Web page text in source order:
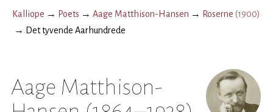
Kalliope → Poets → Aage Matthison-Hansen → Roserne (1900)
→ Det tyvende Aarhundrede
Aage Matthison-